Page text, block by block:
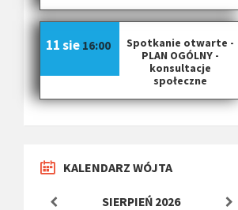
Spotkanie otwarte -
PLAN OGÓLNY -
konsultacje
społeczne
11 sie 16:00
KALENDARZ WÓJTA
SIERPIEŃ 2026